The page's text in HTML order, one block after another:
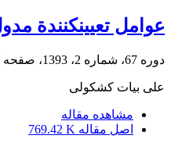
عوامل تعیین‏کنندة
دوره 67، شماره 2، 1393، صفحه
علی بیات کشکولی
مشاهده مقاله
اصل مقاله 769.42 K